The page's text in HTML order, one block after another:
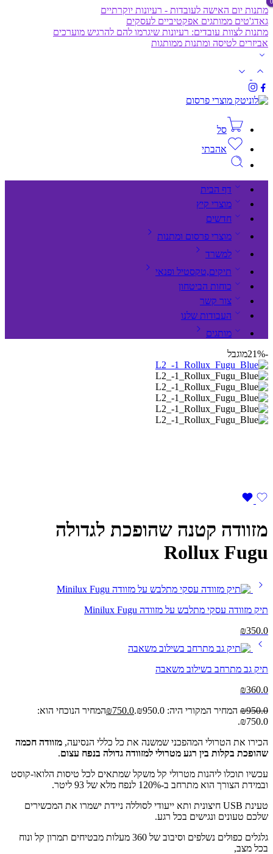
מתנות יום האישה לעובדות - רעיונות יוקרתיים
גאדג'טים ממותגים אפקטיביים לעסקים
מתנות לצוות עובדים: רעיונות שיגרמו להם להרגיש מוערכים
אביזרים לטיסה ומתנות ממותגות
סל
אהבתי
דף הבית
מוצרי קיץ
חדשים
מוצרי פרסום ומתנות
למשרד
תיקים,טקסטיל ופנאי
כוחות הביטחון
צור קשר
העבודות שלנו
מותגים
-21%
מוגבל
מזוודה קטנה שהופכת לגדולה
Rollux Fugu
תיק מזוודה עסקי מתלבש על מזוודה Minilux Fugu
₪350.0
תיק גב מתרחב בשילוב משאבה
₪360.0
₪950.0 המחיר המקורי היה: ₪950.0. ₪750.0
המחיר הנוכחי הוא:
₪750.0.
הכירו את הטרולי המהפכני שמשנה את כל כללי הנסיעה, מזוודה חכמה
שהופכת בקלות בין רגע מטרולי למזוודה גדולה בנפח עצום.
עכשיו תוכלו ליהנות מטרולי קל משקל שמתאים לכל טיסות הלואו-קוסט
ובמידת הצורך הוא מתרחב ב-120% לנפח מלא של 93 ליטר.
טעינת USB חיצונית ותא ייעודי לסוללה ניידת ישמרו את המכשירים
שלכם טעונים ונגישים בכל רגע.
גלגלים כפולים נשלפים וסיבוב של 360 מעלות מבטיחים תמרון קל ונוח
בכל מצב,